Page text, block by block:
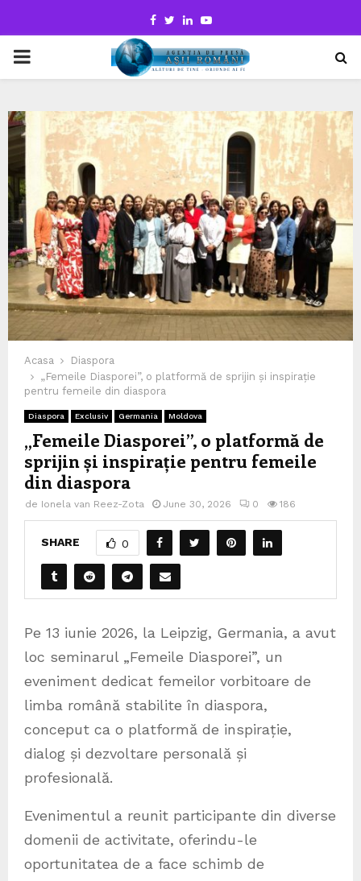
Facebook
TwitterLinkedinYoutube
PRIMARY
Acasa
Diaspora
„Femeile Diasporei”, o platformă de sprijin și inspirație
pentru femeile din diaspora
Diaspora Exclusiv Germania Moldova
„Femeile Diasporei”, o platformă de
sprijin și inspirație pentru femeile
din diaspora
de Ionela van Reez-Zota June 30, 2026 0 186
SHARE 0
Pe 13 iunie 2026, la Leipzig, Germania, a avut
loc seminarul „Femeile Diasporei”, un
eveniment dedicat femeilor vorbitoare de
limba română stabilite în diaspora,
conceput ca o platformă de inspirație,
dialog și dezvoltare personală și
profesională.
Evenimentul a reunit participante din diverse
domenii de activitate, oferindu-le
oportunitatea de a face schimb de